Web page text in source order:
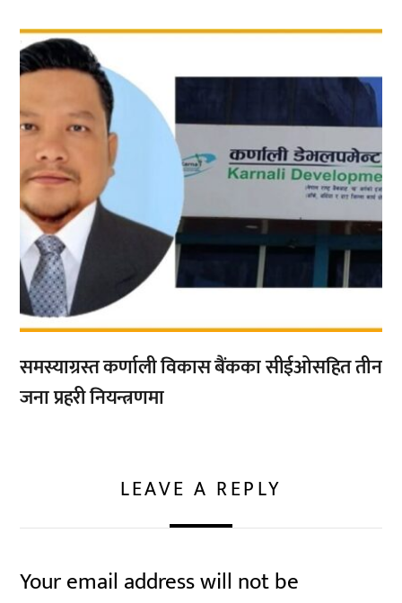
,
समस्याग्रस्त कर्णाली विकास बैंकका सीईओसहित तीन
जना प्रहरी नियन्त्रणमा
LEAVE A REPLY
Your email address will not be